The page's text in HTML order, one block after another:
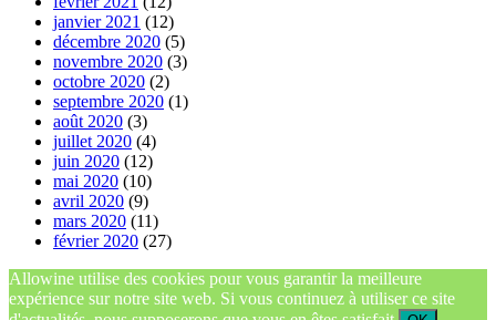
janvier 2021 (12)
décembre 2020 (5)
novembre 2020 (3)
octobre 2020 (2)
septembre 2020 (1)
août 2020 (3)
juillet 2020 (4)
juin 2020 (12)
mai 2020 (10)
avril 2020 (9)
mars 2020 (11)
février 2020 (27)
Allowine utilise des cookies pour vous garantir la meilleure
expérience sur notre site web. Si vous continuez à utiliser ce site